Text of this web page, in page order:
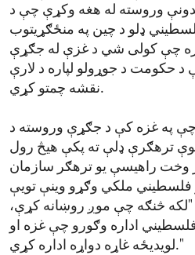
وروسته له هغه وکړې چې د
ډلو د چین په منځګړیتوب
کړه چې کولی شي د غزې له جګړې
د حکومت د جوړولو لپاره د لارې
نقشه چمتو کړي.
چې په غزه کې د جګړې وروسته د
ترهګرې ډلې ته پکې هیڅ رول
وخت راهیسې یو ترهګر سازمان
فلسطیني ملکي وګړو وینې تویې
څنګه چې موږ روښانه کړې،
اداره وګورو چې غزه او
لویدیځه غاړه دواړه اداره کړي."